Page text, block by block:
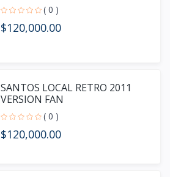
( 0 )
$120,000.00
SANTOS LOCAL RETRO 2011
VERSION FAN
( 0 )
$120,000.00